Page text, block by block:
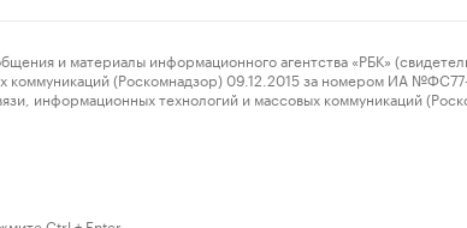
материалы информационного агентства «РБК»
(Роскомнадзор) 09.12.2015 за номером ИА
информационных технологий и массовых коммуникаций